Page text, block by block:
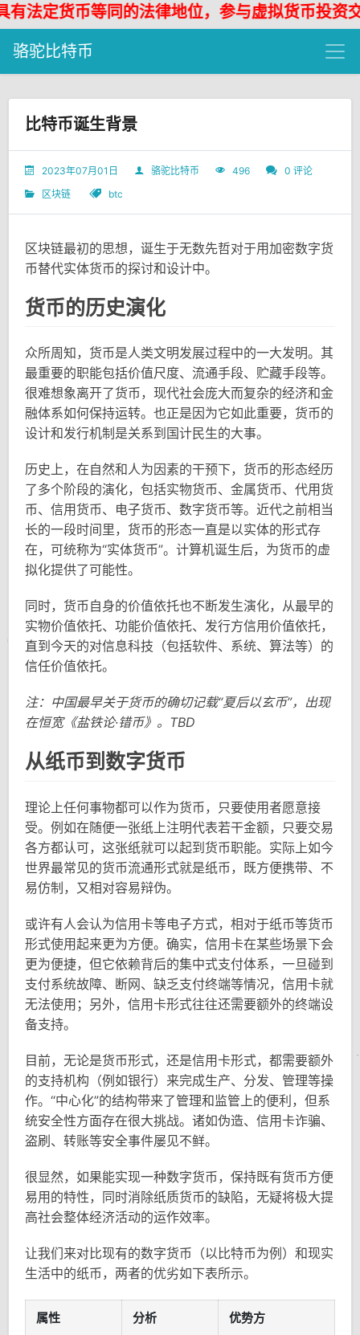
货币等同的法律地位，参与虚拟货币投资交易
骆驼比特币
比特币诞生背景
2023年07月01日 骆驼比特币 496
0 评论
区块链
btc
区块链最初的思想，诞生于无数先哲对于用加密数字货
币替代实体货币的探讨和设计中。
货币的历史演化
众所周知，货币是人类文明发展过程中的一大发明。其
最重要的职能包括价值尺度、流通手段、贮藏手段等。
很难想象离开了货币，现代社会庞大而复杂的经济和金
融体系如何保持运转。也正是因为它如此重要，货币的
设计和发行机制是关系到国计民生的大事。
历史上，在自然和人为因素的干预下，货币的形态经历
了多个阶段的演化，包括实物货币、金属货币、代用货
币、信用货币、电子货币、数字货币等。近代之前相当
长的一段时间里，货币的形态一直是以实体的形式存
在，可统称为“实体货币”。计算机诞生后，为货币的虚
拟化提供了可能性。
同时，货币自身的价值依托也不断发生演化，从最早的
实物价值依托、功能价值依托、发行方信用价值依托，
直到今天的对信息科技（包括软件、系统、算法等）的
信任价值依托。
注：中国最早关于货币的确切记载“夏后以玄币”，出现
在恒宽《盐铁论·错币》。TBD
从纸币到数字货币
理论上任何事物都可以作为货币，只要使用者愿意接
受。例如在随便一张纸上注明代表若干金额，只要交易
各方都认可，这张纸就可以起到货币职能。实际上如今
世界最常见的货币流通形式就是纸币，既方便携带、不
易仿制，又相对容易辩伪。
或许有人会认为信用卡等电子方式，相对于纸币等货币
形式使用起来更为方便。确实，信用卡在某些场景下会
更为便捷，但它依赖背后的集中式支付体系，一旦碰到
支付系统故障、断网、缺乏支付终端等情况，信用卡就
无法使用；另外，信用卡形式往往还需要额外的终端设
备支持。
目前，无论是货币形式，还是信用卡形式，都需要额外
的支持机构（例如银行）来完成生产、分发、管理等操
作。“中心化”的结构带来了管理和监管上的便利，但系
统安全性方面存在很大挑战。诸如伪造、信用卡诈骗、
盗刷、转账等安全事件屡见不鲜。
很显然，如果能实现一种数字货币，保持既有货币方便
易用的特性，同时消除纸质货币的缺陷，无疑将极大提
高社会整体经济活动的运作效率。
让我们来对比现有的数字货币（以比特币为例）和现实
生活中的纸币，两者的优劣如下表所示。
属性 分析 优势方